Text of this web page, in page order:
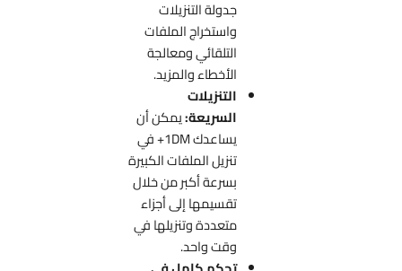
جدولة التنزيلات
واستخراج الملفات
التلقائي ومعالجة
الأخطاء والمزيد.
التنزيلات
السريعة:يمكن أن
يساعدك 1DM+ في
تنزيل الملفات الكبيرة
بسرعة أكبر من خلال
تقسيمها إلى أجزاء
متعددة وتنزيلها في
وقت واحد.